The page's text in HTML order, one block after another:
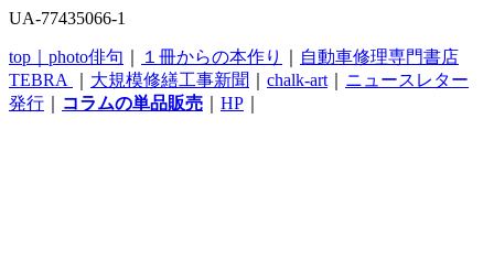
UA-77435066-1
top｜ photo俳句 １冊からの本作り
自動車修理専門書店
TEBRA
大規模修繕工事新聞 chalk-art
ニュースレター
発行
コラムの単品販売 HP